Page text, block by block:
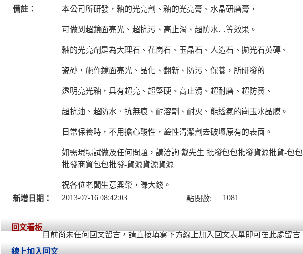
備註：
本公司所研發，釉的光亮劑、釉的光亮膏、水晶研磨膏，
可做到超鏡面亮光、超抗污、高止滑、超防水…等效果。
釉的光亮劑是為大理石、花崗石、玉晶石、人造石、拋光石英磚、
瓷磚，施作鏡面亮光、晶化、翻新、防污、保養，所研發的
透明亮光釉，具有超亮、超堅硬、高止滑、超耐磨、超防黃、
超抗油、超防水、抗無痕、耐溶劑、耐火、能透氣的崗玉水晶膜。
日常保養時，不用擔心酸性，鹼性清潔劑去破壞原有的表面。
如需現場試做及任何問題，請洽詢 戴先生 批發包包批發貨源批貨-包包
批發商貿包包批發-貨源貨源貨源
祝各位老闆生意興榮，賺大錢。
新增日期：
2013-07-16 08:42:03 點閱數: 1081
回文看板
目前尚未任何回文留言，請直接填寫下方線上加入回文表單即可在此處留言
線上加入回文